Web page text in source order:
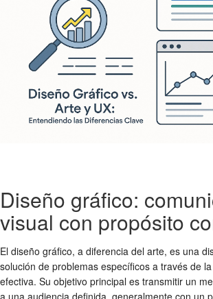
Diseño gráfico:
visual con propósito
El diseño gráfico, a diferencia del arte, es una
solución de problemas específicos a través de
efectiva. Su objetivo principal es transmitir un